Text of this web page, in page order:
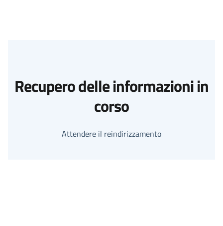
Recupero delle informazioni in
corso
Attendere il reindirizzamento